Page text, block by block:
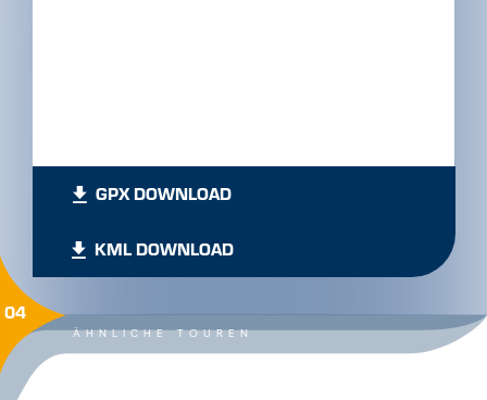
GPX DOWNLOAD
KML DOWNLOAD
ÄHNLICHE TOUREN
04